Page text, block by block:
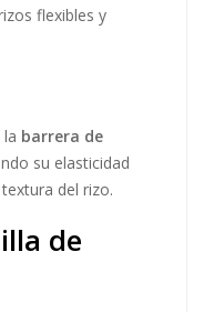
flexibles y
barrera de
su elasticidad
del rizo.
de